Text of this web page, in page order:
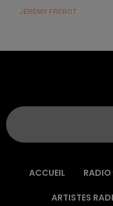
JÉRÉMY FREROT
ACCUEIL RADIO
ARTISTES